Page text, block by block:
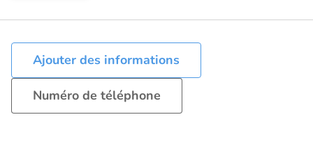
Ajouter des informations
Numéro de téléphone